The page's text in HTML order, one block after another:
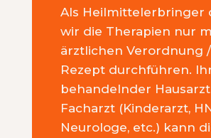
Als Heilmittelerbringer
wir die Therapien nur
ärztlichen Verordnung
Rezept durchführen.
behandelnder
Facharzt (Kinderarzt,
Neurologe, etc.) kann